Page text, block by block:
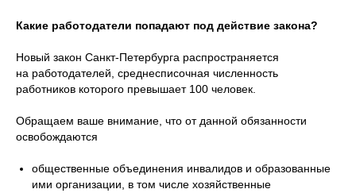
Какие работодатели попадают под действие закона?
Новый закон Санкт-Петербурга распространяется
на работодателей, среднесписочная численность
работников которого превышает 100 человек.
Обращаем ваше внимание, что от данной обязанности
освобождаются
общественные объединения инвалидов и образованные
ими организации, в том числе хозяйственные